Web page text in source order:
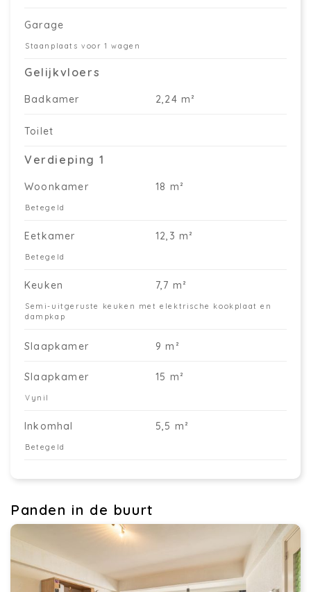
Garage
Staanplaats voor 1 wagen
Gelijkvloers
Badkamer 2,24 m²
Toilet
Verdieping 1
Woonkamer 18 m²
Betegeld
Eetkamer 12,3 m²
Betegeld
Keuken 7,7 m²
Semi-uitgeruste keuken met elektrische kookplaat en
dampkap
Slaapkamer 9 m²
Slaapkamer 15 m²
Vynil
Inkomhal 5,5 m²
Betegeld
Panden in de buurt